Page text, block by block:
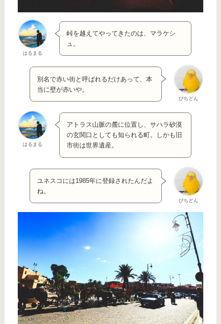
はるまる
峠を越えてやってきたのは、マラケシ
ュ。
ぴちどん
別名で赤い街と呼ばれるだけあって、本
当に壁が赤いや。
はるまる
アトラス山脈の麓に位置し、サハラ砂漠
の玄関口としても知られる町。しかも旧
市街は世界遺産。
ぴちどん
ユネスコには1985年に登録されたんだよ
ね。